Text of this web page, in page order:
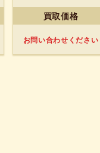
いただきました！
買取価格
お問い合わせください